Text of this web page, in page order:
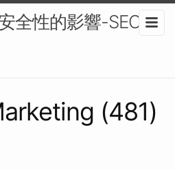
全性的影響-SEO顧
(481)